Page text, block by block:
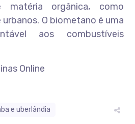
matéria orgânica, como
O biometano é uma
aos combustíveis
Online
e uberlândia